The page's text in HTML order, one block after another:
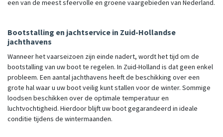
een van de meest sfeervolle en groene vaargebieden van Nederland.
Bootstalling en jachtservice in Zuid-Hollandse
jachthavens
Wanneer het vaarseizoen zijn einde nadert, wordt het tijd om de
bootstalling van uw boot te regelen. In Zuid-Holland is dat geen enkel
probleem. Een aantal jachthavens heeft de beschikking over een
grote hal waar u uw boot veilig kunt stallen voor de winter. Sommige
loodsen beschikken over de optimale temperatuur en
luchtvochtigheid. Hierdoor blijft uw boot gegarandeerd in ideale
conditie tijdens de wintermaanden.